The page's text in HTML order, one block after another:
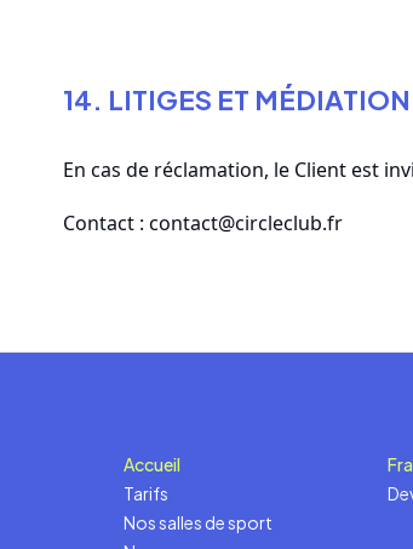
14. LITIGES ET MÉDIATION
En cas de réclamation, le Client est
Contact : contact@circleclub.fr
Accueil
Tarifs
Nos salles de sport